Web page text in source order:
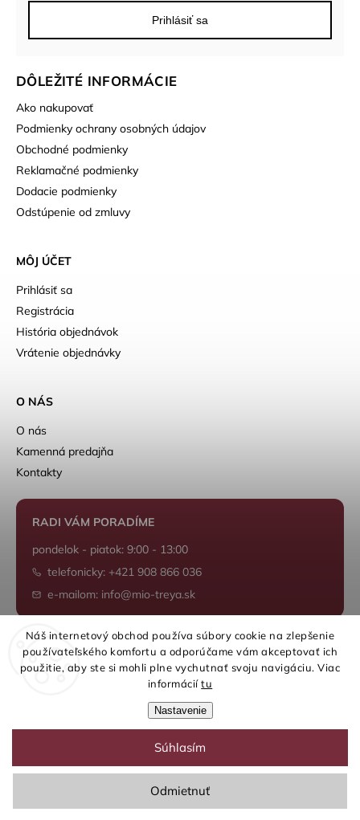
Náš internetový obchod používa súbory cookie na zlepšenie
používateľského komfortu a odporúčame vám akceptovať ich
použitie, aby ste si mohli plne vychutnať svoju navigáciu. Viac
informáciítu
Nastavenie
Odmietnuť
Súhlasím
DÔLEŽITÉ INFORMÁCIE
Ako nakupovať
Podmienky ochrany osobných údajov
Obchodné podmienky
Reklamačné podmienky
Dodacie podmienky
Odstúpenie od zmluvy
MÔJ ÚČET
Prihlásiť sa
Registrácia
História objednávok
Vrátenie objednávky
Prihlásiť sa
O NÁS
O nás
Kamenná predajňa
Kontakty
RADI VÁM PORADÍME
pondelok - piatok: 9:00 - 13:00
telefonicky: +421 908 866 036
e-mailom: info@mio-treya.sk
Shoptet.sk
Copyright 2026mio-treya.sk. Všetky práva vyhradené.
Upraviť nastavenie cookies
Grafický návrh vytvořil a nakódoval